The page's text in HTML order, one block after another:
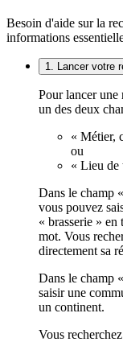
Besoin d'aide sur la
informations
1. Lancer votre
Pour lancer une
un des deux
« Métier,
ou
« Lieu de
Dans le champ
vous pouvez
« brasserie » en
mot. Vous
directement sa
Dans le champ
saisir une
un continent.
Vous